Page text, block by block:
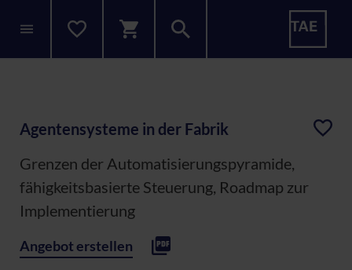
Agentensysteme in der Fabrik
Grenzen der Automatisierungspyramide,
fähigkeitsbasierte Steuerung, Roadmap zur
Implementierung
Angebot erstellen